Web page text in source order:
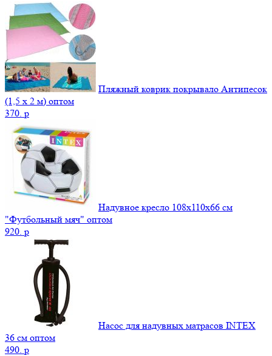
Пляжный коврик покрывало Антипесок
(1,5 х 2 м) оптом
370. p
Надувное кресло 108х110х66 см
"Футбольный мяч" оптом
920. p
Насос для надувных матрасов INTEX
36 см оптом
490. p